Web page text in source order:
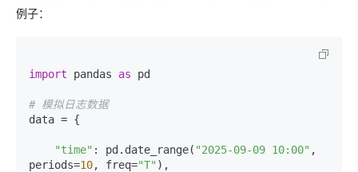
例子：
import pandas as pd
# 模拟日志数据
data = {
"time" : pd.date_range( "2025-09-09 10:00" ,
periods=10, freq="T" ),